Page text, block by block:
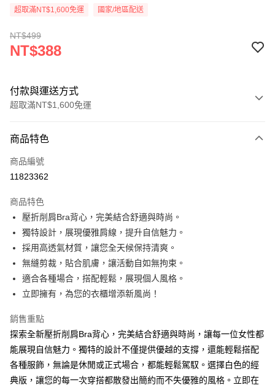
超取滿NT$1,600免運 國家/地區配送
NT$499
NT$388
付款與運送方式
超取滿NT$1,600免運
信用卡一次付款
超商取貨付款
Apple Pay
街口支付
Google Pay
大哥付你分期
相關說明
1.本服務由台灣大哥大提供，台灣大哥大用戶可立即使用無須另外申請。
2.付款方式選擇「大哥付你分期」，訂單成立後會自動跳轉到大哥付的交易
流程，驗證手機門號後，選擇欲分期的期數、繳款截止日，確認付款後即完
成交易。
3.實際核准額度、可分期數及費用金額請依後續交易確認頁面所載為準。
4.訂單成立30分鐘內，如未前往確認交易或遇審核未通過，訂單將自動取
AFTEE先享後付
相關說明
【關於「AFTEE先享後付」】
AFTEE先享後付是「在收到商品之後才付款」的支付方式。 讓您購物簡單
便利好安心！
１．簡單：不需註冊會員、不需綁卡、不需儲值。
商品特色
商品編號
11823362
商品特色
壓折削肩Bra背心，完美結合舒適與時尚。
獨特設計，展現優雅肩線，提升自信魅力。
採用高透氣材質，讓您全天候保持清爽。
無縫剪裁，貼合肌膚，讓活動自如無拘束。
適合各種場合，搭配輕鬆，展現個人風格。
立即擁有，為您的衣櫃增添新風尚！
銷售重點
探索全新壓折削肩Bra背心，完美結合舒適與時尚，讓每一位女性都
能展現自信魅力。獨特的設計不僅提供優越的支撐，還能輕鬆搭配
各種服飾，無論是休閒或正式場合，都能輕鬆駕馭。選擇白色的經
典版，讓您的每一次穿搭都散發出簡約而不失優雅的風格。立即在